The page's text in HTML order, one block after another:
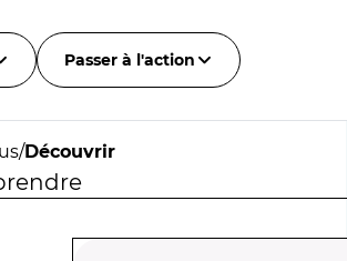
Passer à l'action
/Découvrir